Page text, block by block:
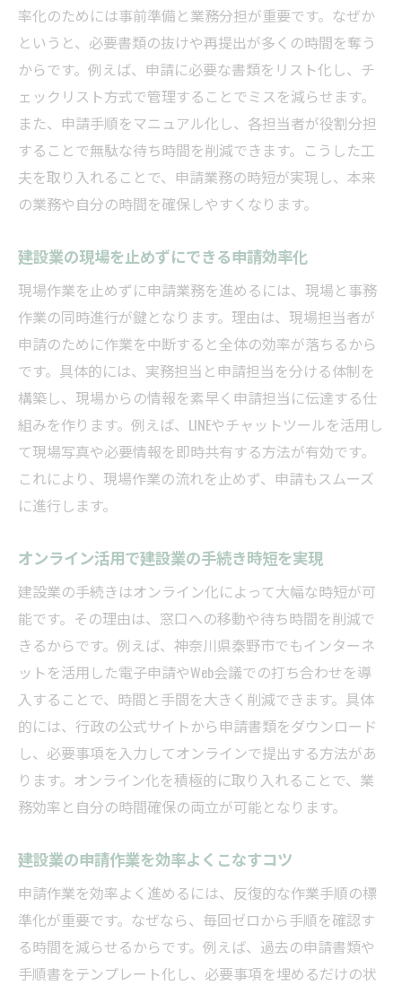
率化のためには事前準備と業務分担が重要です。なぜか
というと、必要書類の抜けや再提出が多くの時間を奪う
からです。例えば、申請に必要な書類をリスト化し、チ
ェックリスト方式で管理することでミスを減らせます。
また、申請手順をマニュアル化し、各担当者が役割分担
することで無駄な待ち時間を削減できます。こうした工
夫を取り入れることで、申請業務の時短が実現し、本来
の業務や自分の時間を確保しやすくなります。
建設業の現場を止めずにできる申請効率化
現場作業を止めずに申請業務を進めるには、現場と事務
作業の同時進行が鍵となります。理由は、現場担当者が
申請のために作業を中断すると全体の効率が落ちるから
です。具体的には、実務担当と申請担当を分ける体制を
構築し、現場からの情報を素早く申請担当に伝達する仕
組みを作ります。例えば、LINEやチャットツールを活用し
て現場写真や必要情報を即時共有する方法が有効です。
これにより、現場作業の流れを止めず、申請もスムーズ
に進行します。
オンライン活用で建設業の手続き時短を実現
建設業の手続きはオンライン化によって大幅な時短が可
能です。その理由は、窓口への移動や待ち時間を削減で
きるからです。例えば、神奈川県秦野市でもインターネ
ットを活用した電子申請やWeb会議での打ち合わせを導
入することで、時間と手間を大きく削減できます。具体
的には、行政の公式サイトから申請書類をダウンロード
し、必要事項を入力してオンラインで提出する方法があ
ります。オンライン化を積極的に取り入れることで、業
務効率と自分の時間確保の両立が可能となります。
建設業の申請作業を効率よくこなすコツ
申請作業を効率よく進めるには、反復的な作業手順の標
準化が重要です。なぜなら、毎回ゼロから手順を確認す
る時間を減らせるからです。例えば、過去の申請書類や
手順書をテンプレート化し、必要事項を埋めるだけの状